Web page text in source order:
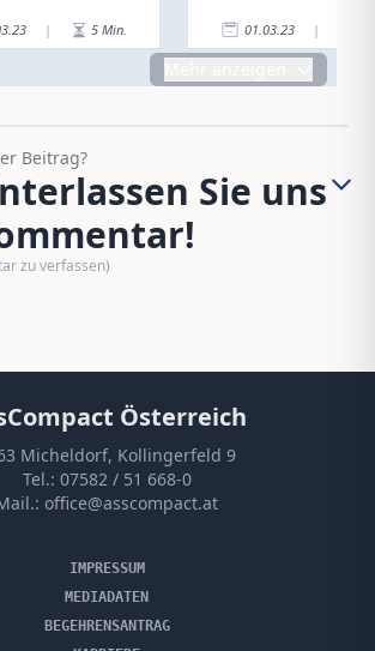
| 5 Min. 01.03.23 |
Beitrag?
Sie uns
zu verfassen)
Österreich
Micheldorf, Kollingerfeld 9
Tel.: 07582 / 51 668-0
office@asscompact.at
IMPRESSUM
MEDIADATEN
BEGEHRENSANTRAG